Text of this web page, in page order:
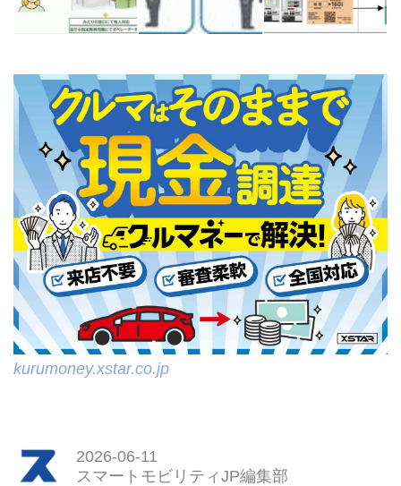
kurumoney.xstar.co.jp
2026-06-11
スマートモビリティJP編集部